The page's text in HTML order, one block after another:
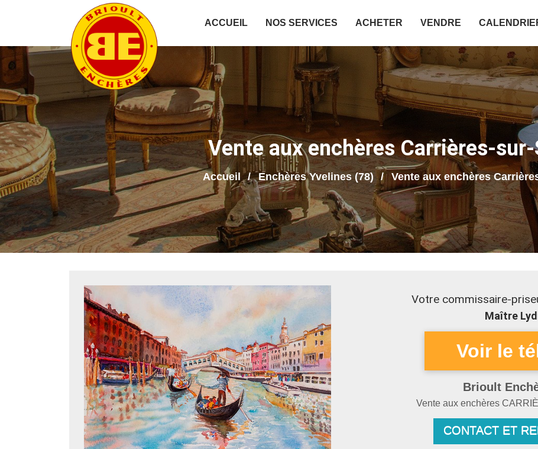
ACCUEIL NOS SERVICES ACHETER VENDRE
Vente aux enchères Carrières-
Accueil Enchères Yvelines (78) Vente aux enchères
Votre commissaire-
Maître
Brioult
Vente aux enchères
CONTACT ET